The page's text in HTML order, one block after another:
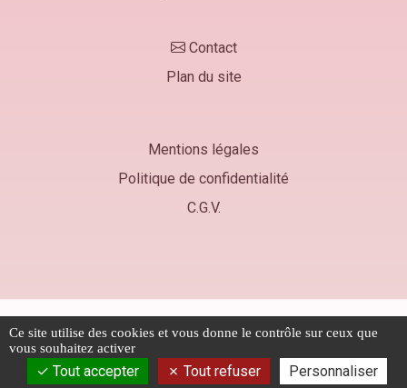
Contact
Plan du site
Mentions légales
Politique de confidentialité
C.G.V.
Les photos sont des propriétés intellectuelles, toute
reproduction est interdite.
Ce site utilise des cookies et vous donne le contrôle sur ceux que
vous souhaitez activer
Tout accepter Tout refuser Personnaliser